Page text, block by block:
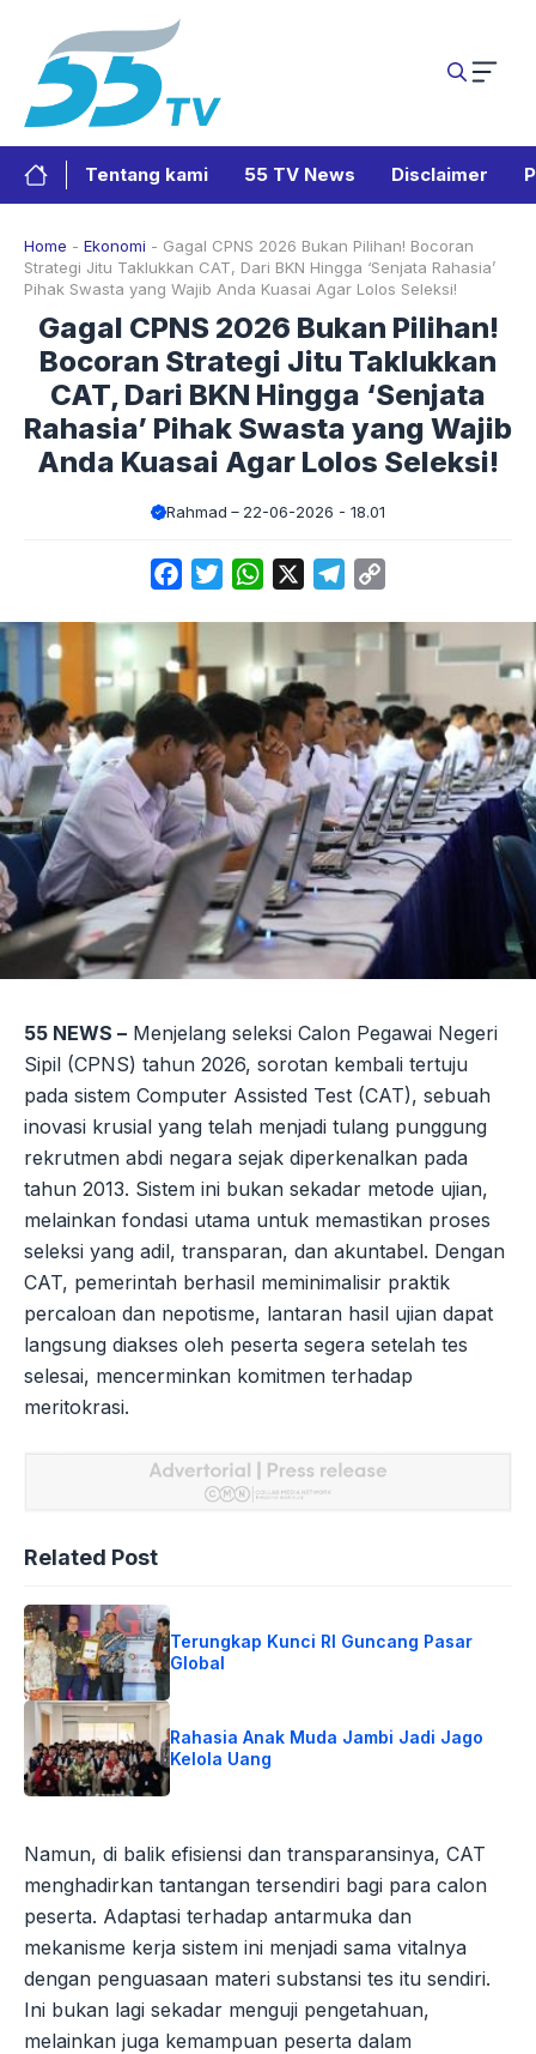
Tentang kami 55 TV News Disclaimer
Home - Ekonomi - Gagal CPNS 2026 Bukan Pilihan! Bocoran
Strategi Jitu Taklukkan CAT, Dari BKN Hingga ‘Senjata Rahasia’
Pihak Swasta yang Wajib Anda Kuasai Agar Lolos Seleksi!
Gagal CPNS 2026 Bukan Pilihan!
Bocoran Strategi Jitu Taklukkan
CAT, Dari BKN Hingga ‘Senjata
Rahasia’ Pihak Swasta yang Wajib
Anda Kuasai Agar Lolos Seleksi!
Rahmad 22-06-2026 - 18.01
FacebookTwitterWhatsApp Telegram
55 NEWS – Menjelang seleksi Calon Pegawai Negeri
Sipil (CPNS) tahun 2026, sorotan kembali tertuju
pada sistem Computer Assisted Test (CAT), sebuah
inovasi krusial yang telah menjadi tulang punggung
rekrutmen abdi negara sejak diperkenalkan pada
tahun 2013. Sistem ini bukan sekadar metode ujian,
melainkan fondasi utama untuk memastikan proses
seleksi yang adil, transparan, dan akuntabel. Dengan
CAT, pemerintah berhasil meminimalisir praktik
percaloan dan nepotisme, lantaran hasil ujian dapat
langsung diakses oleh peserta segera setelah tes
selesai, mencerminkan komitmen terhadap
meritokrasi.
Related Post
Terungkap Kunci RI Guncang Pasar
Global
Rahasia Anak Muda Jambi Jadi Jago
Kelola Uang
Namun, di balik efisiensi dan transparansinya, CAT
menghadirkan tantangan tersendiri bagi para calon
peserta. Adaptasi terhadap antarmuka dan
mekanisme kerja sistem ini menjadi sama vitalnya
dengan penguasaan materi substansi tes itu sendiri.
Ini bukan lagi sekadar menguji pengetahuan,
melainkan juga kemampuan peserta dalam